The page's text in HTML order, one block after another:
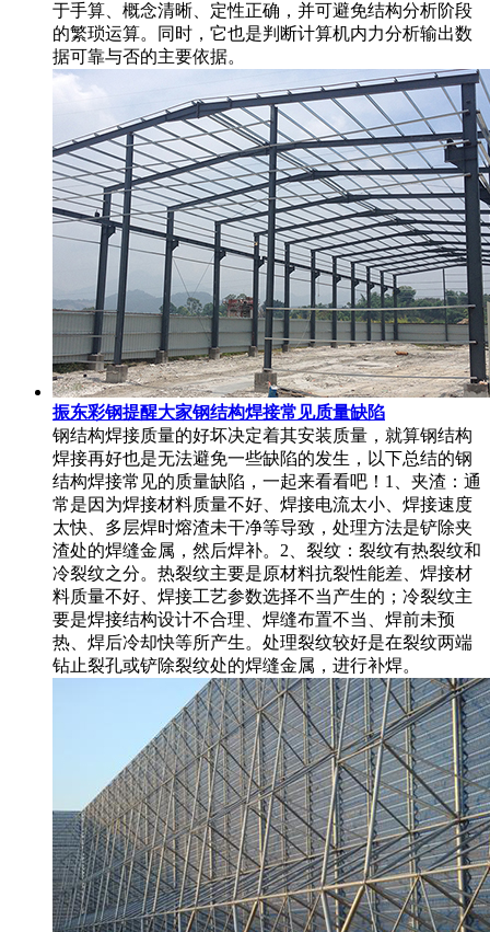
于手算、概念清晰、定性正确，并可避免结构分析阶段
的繁琐运算。同时，它也是判断计算机内力分析输出数
据可靠与否的主要依据。
振东彩钢提醒大家钢结构焊接常见质量缺陷
钢结构焊接质量的好坏决定着其安装质量，就算钢结构
焊接再好也是无法避免一些缺陷的发生，以下总结的钢
结构焊接常见的质量缺陷，一起来看看吧！1、夹渣：通
常是因为焊接材料质量不好、焊接电流太小、焊接速度
太快、多层焊时熔渣未干净等导致，处理方法是铲除夹
渣处的焊缝金属，然后焊补。2、裂纹：裂纹有热裂纹和
冷裂纹之分。热裂纹主要是原材料抗裂性能差、焊接材
料质量不好、焊接工艺参数选择不当产生的；冷裂纹主
要是焊接结构设计不合理、焊缝布置不当、焊前未预
热、焊后冷却快等所产生。处理裂纹较好是在裂纹两端
钻止裂孔或铲除裂纹处的焊缝金属，进行补焊。